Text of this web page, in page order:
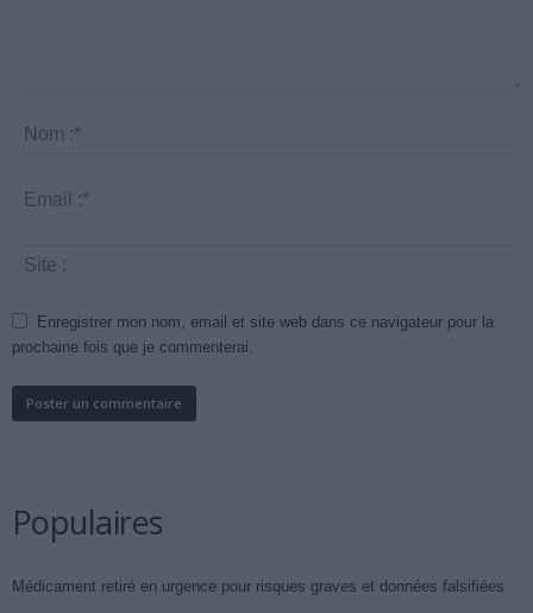
Enregistrer mon nom, email et site web dans ce navigateur pour la
prochaine fois que je commenterai.
Populaires
Médicament retiré en urgence pour risques graves et données falsifiées